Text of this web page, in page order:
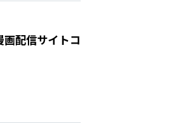
画配信サイトコ